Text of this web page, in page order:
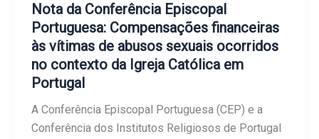
Nota da Conferência Episcopal
Portuguesa: Compensações financeiras
às vítimas de abusos sexuais ocorridos
no contexto da Igreja Católica em
Portugal
A Conferência Episcopal Portuguesa (CEP) e a
Conferência dos Institutos Religiosos de Portugal